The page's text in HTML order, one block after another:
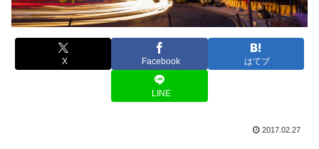
X Facebook はてブ
LINE
2017.02.27